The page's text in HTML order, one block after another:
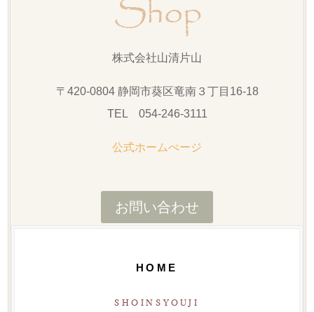
株式会社山清片山
〒420-0804 静岡市葵区竜南３丁目16-18
TEL 054-246-3111
公式ホームぺージ
お問い合わせ
HOME
SHOINSYOUJI